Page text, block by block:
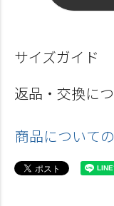
サイズガイド
返品・交換に
商品について